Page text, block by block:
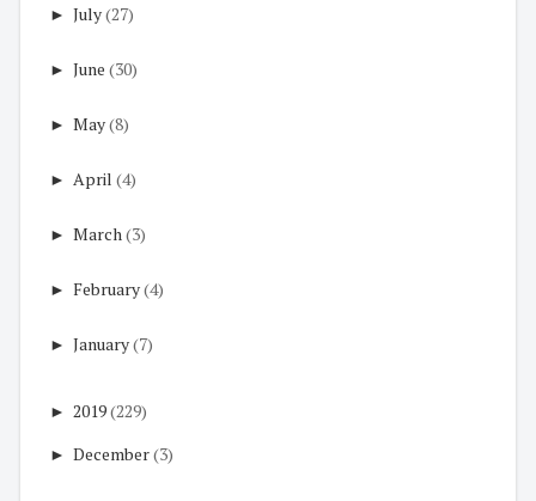
► July(27)
► June (30)
► May(8)
► April (4)
► March(3)
► February(4)
► January(7)
► 2019(229)
► December(3)